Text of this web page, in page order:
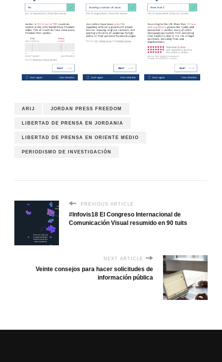
ARIJ JORDAN PRESS FREEDOM
LIBERTAD DE PRENSA EN JORDANIA
LIBERTAD DE PRENSA EN ORIENTE MEDIO
PERIODISMO DE INVESTIGACIÓN
PREVIOUS ARTICLE
#Infovis18 El Congreso Internacional de
Comunicación Visual resumido en 90 tuits
NEXT ARTICLE
Veinte consejos para hacer solicitudes de
información pública